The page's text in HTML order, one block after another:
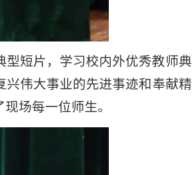
短片，学习校内外优秀教师典
伟大事业的先进事迹和奉献精
场每一位师生。